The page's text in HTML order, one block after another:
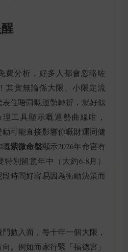
費分析，好多人都會忽略咗
其實無論係大限、小限定流
住唔同嘅運勢轉折，就好似
理工具顯示嘅運勢曲線咁，
動可能直接影響你嘅財運同健
嘅紫微命盤顯示2026年命宮有
別留意年中（大約6-8月）
時間好容易因為衝動決策而
鬥數入面，每十年一個大限，
。例如而家行緊「福德宮」